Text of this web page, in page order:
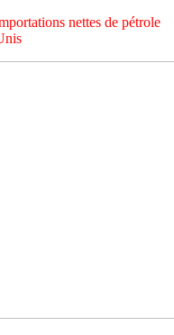
nettes de pétrole